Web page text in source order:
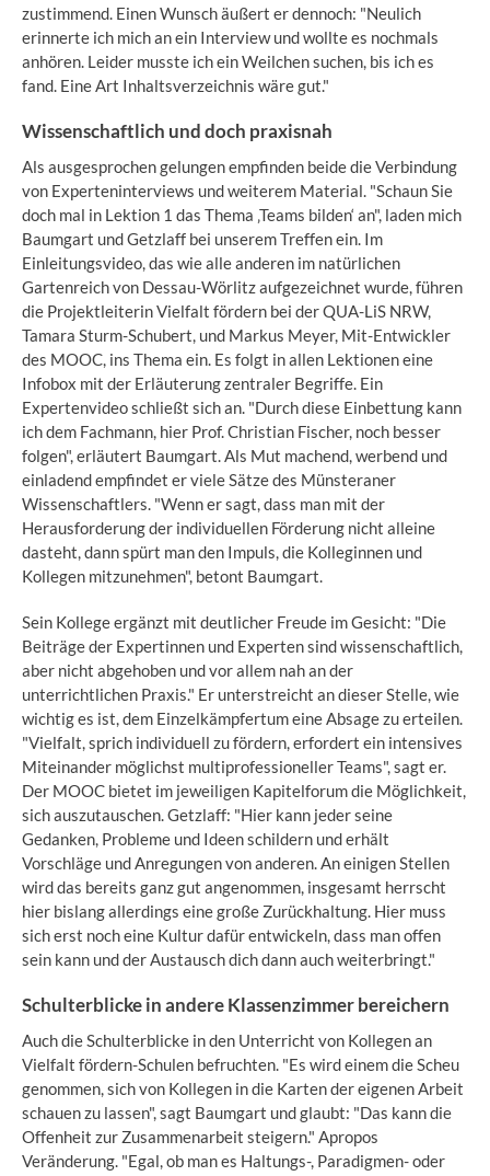
zustimmend. Einen Wunsch äußert er dennoch: "Neulich
erinnerte ich mich an ein Interview und wollte es nochmals
anhören. Leider musste ich ein Weilchen suchen, bis ich es
fand. Eine Art Inhaltsverzeichnis wäre gut."
Wissenschaftlich und doch praxisnah
Als ausgesprochen gelungen empfinden beide die Verbindung
von Experteninterviews und weiterem Material. "Schaun Sie
doch mal in Lektion 1 das Thema ‚Teams bilden‘ an", laden mich
Baumgart und Getzlaff bei unserem Treffen ein. Im
Einleitungsvideo, das wie alle anderen im natürlichen
Gartenreich von Dessau-Wörlitz aufgezeichnet wurde, führen
die Projektleiterin Vielfalt fördern bei der QUA-LiS NRW,
Tamara Sturm-Schubert, und Markus Meyer, Mit-Entwickler
des MOOC, ins Thema ein. Es folgt in allen Lektionen eine
Infobox mit der Erläuterung zentraler Begriffe. Ein
Expertenvideo schließt sich an. "Durch diese Einbettung kann
ich dem Fachmann, hier Prof. Christian Fischer, noch besser
folgen", erläutert Baumgart. Als Mut machend, werbend und
einladend empfindet er viele Sätze des Münsteraner
Wissenschaftlers. "Wenn er sagt, dass man mit der
Herausforderung der individuellen Förderung nicht alleine
dasteht, dann spürt man den Impuls, die Kolleginnen und
Kollegen mitzunehmen", betont Baumgart.
Sein Kollege ergänzt mit deutlicher Freude im Gesicht: "Die
Beiträge der Expertinnen und Experten sind wissenschaftlich,
aber nicht abgehoben und vor allem nah an der
unterrichtlichen Praxis." Er unterstreicht an dieser Stelle, wie
wichtig es ist, dem Einzelkämpfertum eine Absage zu erteilen.
"Vielfalt, sprich individuell zu fördern, erfordert ein intensives
Miteinander möglichst multiprofessioneller Teams", sagt er.
Der MOOC bietet im jeweiligen Kapitelforum die Möglichkeit,
sich auszutauschen. Getzlaff: "Hier kann jeder seine
Gedanken, Probleme und Ideen schildern und erhält
Vorschläge und Anregungen von anderen. An einigen Stellen
wird das bereits ganz gut angenommen, insgesamt herrscht
hier bislang allerdings eine große Zurückhaltung. Hier muss
sich erst noch eine Kultur dafür entwickeln, dass man offen
sein kann und der Austausch dich dann auch weiterbringt."
Schulterblicke in andere Klassenzimmer bereichern
Auch die Schulterblicke in den Unterricht von Kollegen an
Vielfalt fördern-Schulen befruchten. "Es wird einem die Scheu
genommen, sich von Kollegen in die Karten der eigenen Arbeit
schauen zu lassen", sagt Baumgart und glaubt: "Das kann die
Offenheit zur Zusammenarbeit steigern." Apropos
Veränderung. "Egal, ob man es Haltungs-, Paradigmen- oder